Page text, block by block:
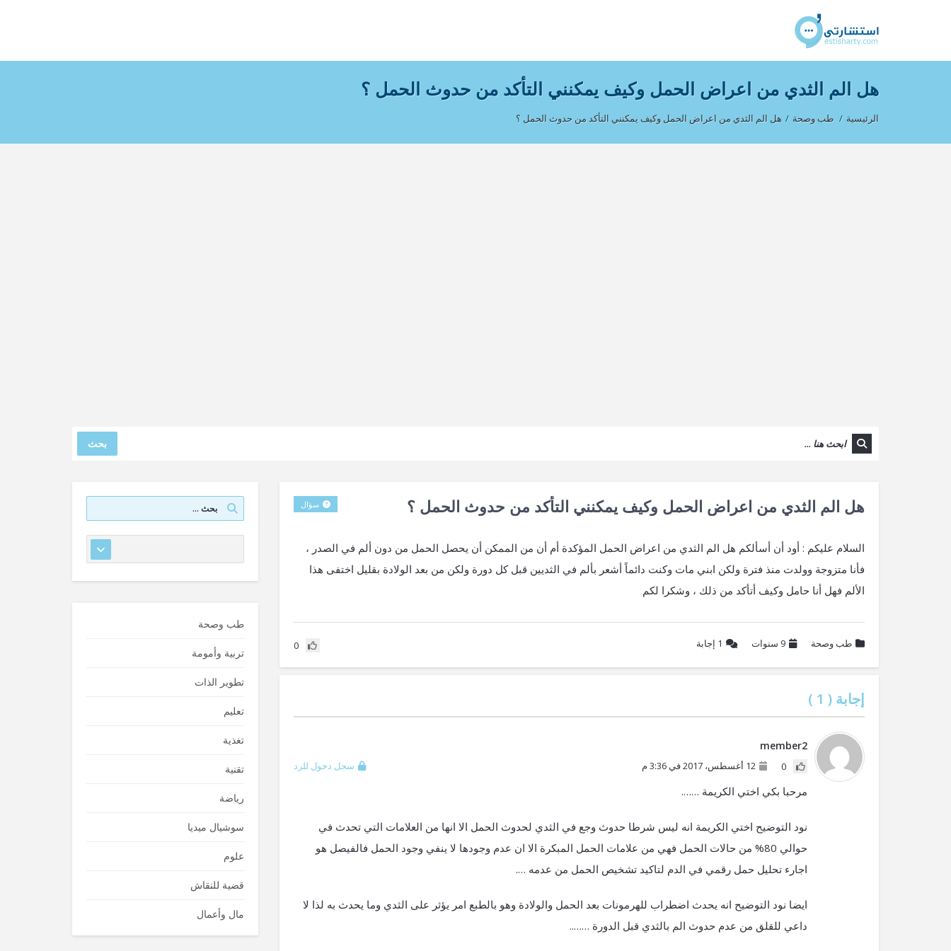
هل الم الثدي من اعراض الحمل وكيف يمكنني التأكد من حدوث الحمل ؟
الرئيسية / طب وصحة / هل الم الثدي من اعراض الحمل وكيف يمكنني التأكد من حدوث الحمل ؟
بحث
هل الم الثدي من اعراض الحمل وكيف يمكنني التأكد من حدوث الحمل ؟ سؤال
السلام عليكم : أود أن أسألكم هل الم الثدي من اعراض الحمل المؤكدة أم أن من الممكن أن يحصل الحمل من دون ألم في الصدر ،
فأنا متزوجة وولدت منذ فترة ولكن ابني مات وكنت دائماً أشعر بألم في الثديين قبل كل دورة ولكن من بعد الولادة بقليل اختفى هذا
الألم فهل أنا حامل وكيف أتأكد من ذلك ، وشكرا لكم
طب وصحة 9 سنوات 1 إجابة 0
إجابة ( 1
)
member2
0 12 أغسطس، 2017 في 3:36 م سجل دخول للرد
مرحبا بكي اختي الكريمة …….
نود التوضيح اختي الكريمة انه ليس شرطا حدوث وجع في الثدي لحدوث الحمل الا انها من العلامات التي تحدث في
حوالي 80% من حالات الحمل فهي من علامات الحمل المبكرة الا ان عدم وجودها لا ينفي وجود الحمل فالفيصل هو
اجارء تحليل حمل رقمي في الدم لتاكيد تشخيص الحمل من عدمه ….
ايضا نود التوضيح انه يحدث اضطراب للهرمونات بعد الحمل والولادة وهو بالطبع امر يؤثر على الثدي وما يحدث به لذا لا
داعي للقلق من عدم حدوث الم بالثدي قبل الدورة ……..
طب وصحة
تربية وأمومة
تطوير الذات
تعليم
تغذية
تقنية
رياضة
سوشيال ميديا
علوم
قضية للنقاش
مال وأعمال